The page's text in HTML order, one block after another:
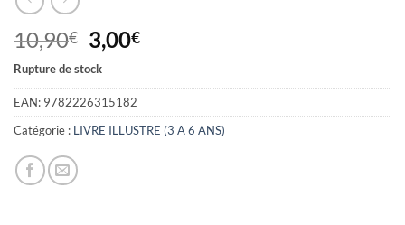
10,90€ Le
prix
initial
était :
10,90€.
3,00€Le
actuel
3,00€.
Rupture de stock
EAN: 9782226315182
Catégorie : LIVRE ILLUSTRE (3 A 6 ANS)